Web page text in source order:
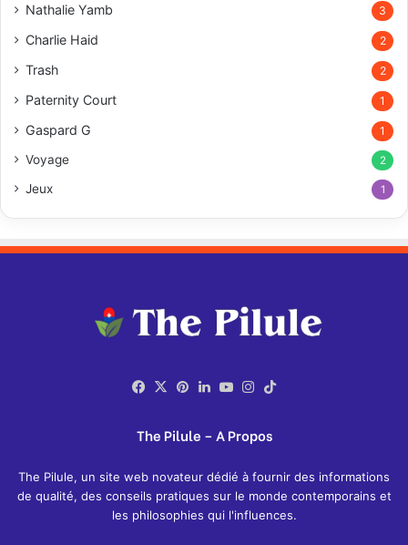
Nathalie Yamb 3
Charlie Haid 2
Trash 2
Paternity Court 1
Gaspard G 1
Voyage 2
Jeux 1
Facebook
X Pinterest
Linkedin
YouTubeInstagram
The Pilule – A Propos
The Pilule, un site web novateur dédié à fournir des informations
de qualité, des conseils pratiques sur le monde contemporains et
les philosophies qui l'influences.